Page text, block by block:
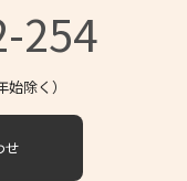
254
除く）
せ